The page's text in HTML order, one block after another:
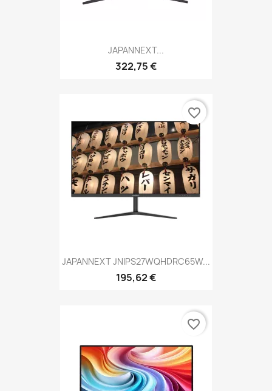
JAPANNEXT...
322,75 €
JAPANNEXT JNIPS27WQHDRC65W...
195,62 €
favorite_border
favorite_border